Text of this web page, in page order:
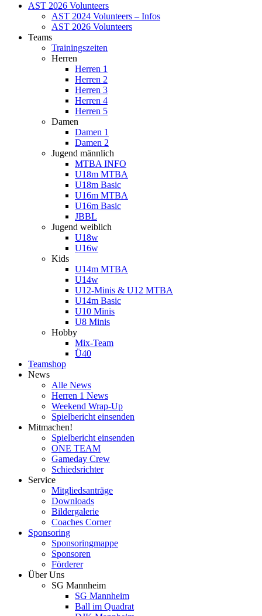
AST 2026 Volunteers
AST 2024 Volunteers – Infos
AST 2026 Volunteers
Teams
Trainingszeiten
Herren
Herren 1
Herren 2
Herren 3
Herren 4
Herren 5
Damen
Damen 1
Damen 2
Jugend männlich
MTBA INFO
U18m MTBA
U18m Basic
U16m MTBA
U16m Basic
JBBL
Jugend weiblich
U18w
U16w
Kids
U14m MTBA
U14w
U12-Minis & U12 MTBA
U14m Basic
U10 Minis
U8 Minis
Hobby
Mix-Team
Ü40
Teamshop
News
Alle News
Herren 1 News
Weekend Wrap-Up
Spielbericht einsenden
Mitmachen!
Spielbericht einsenden
ONE TEAM
Gameday Crew
Schiedsrichter
Service
Mitgliedsanträge
Downloads
Bildergalerie
Coaches Corner
Sponsoring
Sponsoringmappe
Sponsoren
Förderer
Über Uns
SG Mannheim
SG Mannheim
Ball im Quadrat